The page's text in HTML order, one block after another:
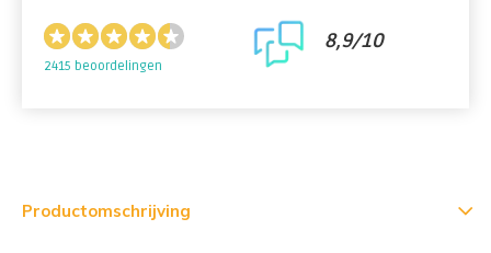
2415 beoordelingen
8,9/10
Productomschrijving